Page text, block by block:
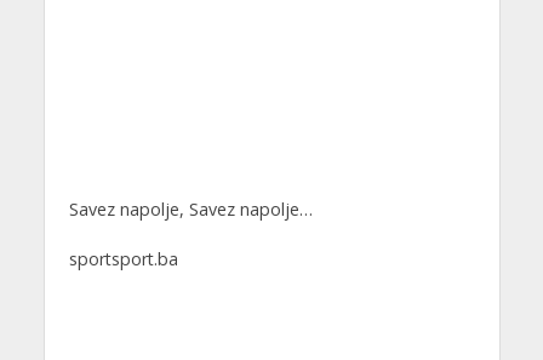
Savez napolje, Savez napolje…
sportsport.ba